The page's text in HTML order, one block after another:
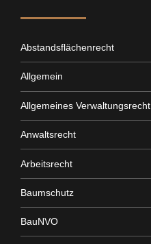
Abstandsflächenrecht
Allgemein
Allgemeines Verwaltungsrecht
Anwaltsrecht
Arbeitsrecht
Baumschutz
BauNVO